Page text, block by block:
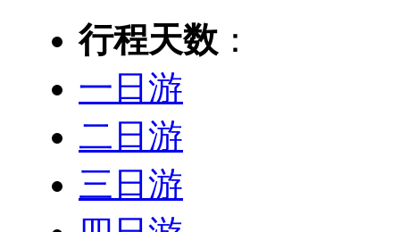
行程天数 ：
一日游
二日游
三日游